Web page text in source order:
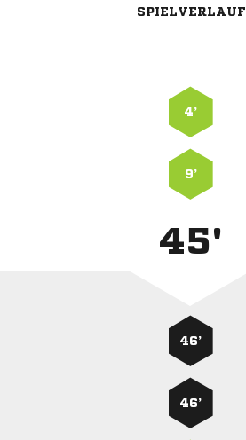
SPIELVERLAUF
4’
9’
45'
46’
46’